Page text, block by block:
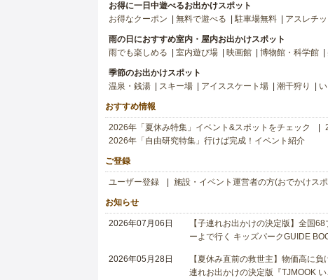
お得に一日中遊べるお出かけスポット
お得なクーポン
無料で遊べる 駐車場無料 アスレチッ
雨の日におすすめ室内・屋内お出かけスポット
雨でも楽しめる
室内遊び場 映画館 博物館・科学館
季節のお出かけスポット
温泉・銭湯
スキー場 アイススケート場 潮干狩り
おすすめ情報
2026年「夏休み特集」イベント&スポットをチェック
2026年「自由研究特集」行けば完成！イベント紹介
ご登録
ユーザー登録 施設・イベント運営者の方(おでかけス
お知らせ
2026年07月06日
【子連れお出かけの決定版】全国
ーよで行く キッズパークGUIDE
2026年05月28日
【夏休み直前の救世主】物価高に
連れお出かけの決定版『TJMOOK